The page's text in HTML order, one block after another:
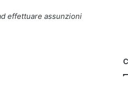
effettuare assunzioni